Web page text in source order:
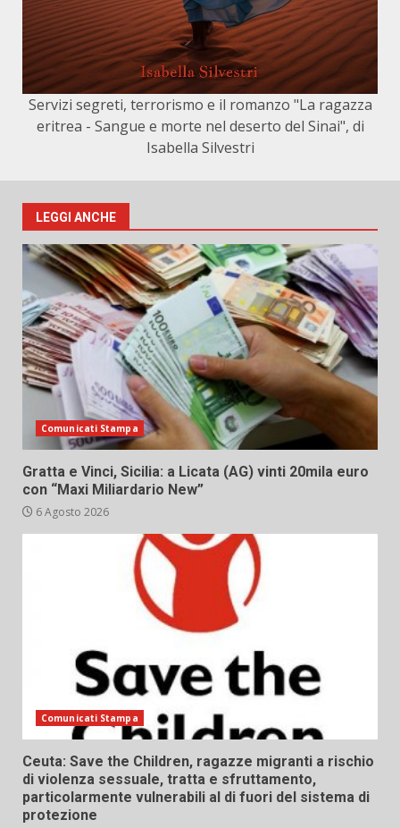
Servizi segreti, terrorismo e il romanzo "La ragazza
eritrea - Sangue e morte nel deserto del Sinai", di
Isabella Silvestri
LEGGI ANCHE
Comunicati Stampa
Gratta e Vinci, Sicilia: a Licata (AG) vinti 20mila euro
con “Maxi Miliardario New”
6 Agosto 2026
Comunicati Stampa
Ceuta: Save the Children, ragazze migranti a rischio
di violenza sessuale, tratta e sfruttamento,
particolarmente vulnerabili al di fuori del sistema di
protezione